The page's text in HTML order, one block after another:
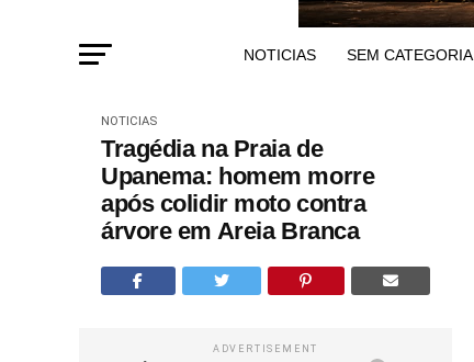
NOTICIAS SEM CATEGORIA
NOTICIAS
Tragédia na Praia de
Upanema: homem morre
após colidir moto contra
árvore em Areia Branca
ADVERTISEMENT